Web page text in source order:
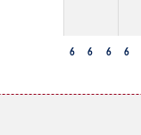
6 6 6 6